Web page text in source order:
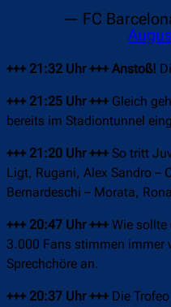
— FC
+++ 21:32 Uhr +++ Anstoß!
+++ 21:25 Uhr +++ Gleich
bereits im Stadiontunnel
+++ 21:20 Uhr +++ So tritt
Ligt, Rugani, Alex Sandro –
Bernardeschi – Morata,
+++ 20:47 Uhr +++ Wie sollte
3.000 Fans stimmen immer
Sprechchöre an.
+++ 20:37 Uhr +++ Die